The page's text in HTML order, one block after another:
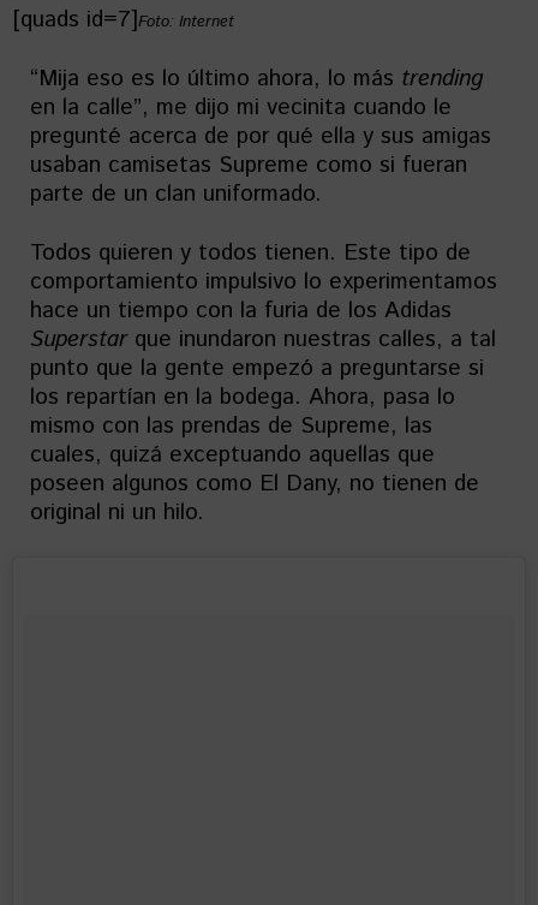
[quads id=7]Foto: Internet
“Mija eso es lo último ahora, lo más trending
en la calle”, me dijo mi vecinita cuando le
pregunté acerca de por qué ella y sus amigas
usaban camisetas Supreme como si fueran
parte de un clan uniformado.
Todos quieren y todos tienen. Este tipo de
comportamiento impulsivo lo experimentamos
hace un tiempo con la furia de los Adidas
Superstarque inundaron nuestras calles, a tal
punto que la gente empezó a preguntarse si
los repartían en la bodega. Ahora, pasa lo
mismo con las prendas de Supreme, las
cuales, quizá exceptuando aquellas que
poseen algunos como El Dany, no tienen de
original ni un hilo.